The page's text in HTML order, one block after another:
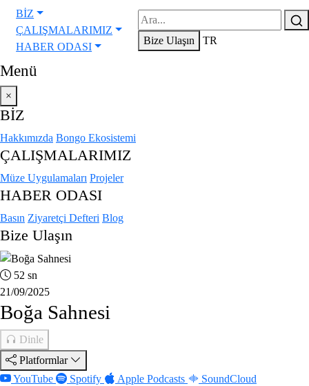
BİZ
ÇALIŞMALARIMIZ
HABER ODASI
Bize Ulaşın TR
Menü
×
BİZ
Hakkımızda Bongo Ekosistemi
ÇALIŞMALARIMIZ
Müze Uygulamaları Projeler
HABER ODASI
Basın Ziyaretçi Defteri Blog
Bize Ulaşın
52 sn
21/09/2025
Boğa Sahnesi
Dinle
Platformlar
YouTube
Spotify Apple Podcasts
SoundCloud